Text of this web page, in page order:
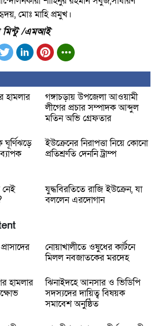
হৃদয়, মোঃ মাহি প্রমুখ।
মিন্টু /এমআই
হামলার
গঙ্গাচড়ায় উপজেলা আওয়ামী
লীগের প্রচার সম্পাদক আব্দুল
মতিন অভি গ্রেফতার
ইউক্রেনের নিরাপত্তা নিয়ে কোনো
প্রতিশ্রুতি দেননি ট্রাম্প
নেই
যুদ্ধবিরতিতে রাজি ইউক্রেন, যা
বললেন এরদোগান
নোয়াখালীতে ওষুধের কার্টনে
মিলল নবজাতকের মরদেহ
হামলার
ঝিনাইদহে আনসার ও ভিডিপি
সদস্যদের দায়িত্ব বিষয়ক
সমাবেশ অনুষ্ঠিত